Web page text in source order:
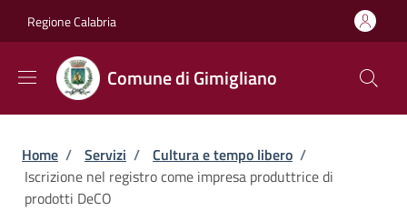
Regione Calabria
Comune di Gimigliano
Briciole di pane
Home / Servizi / Cultura e tempo libero /
Iscrizione nel registro come impresa produttrice di
prodotti DeCO